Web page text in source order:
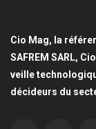
Cio Mag, la
SAFREM SARL,
veille
décideurs du